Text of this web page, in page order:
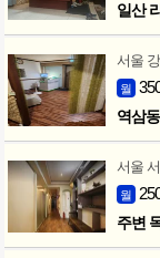
일산
서울
월
역삼
서울
월
주변